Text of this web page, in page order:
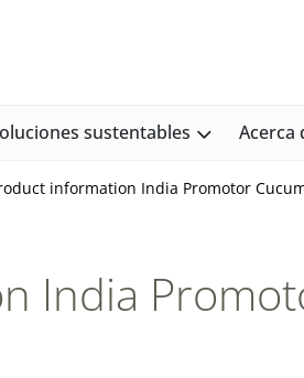
sustentables Acerca
information India Promotor
India